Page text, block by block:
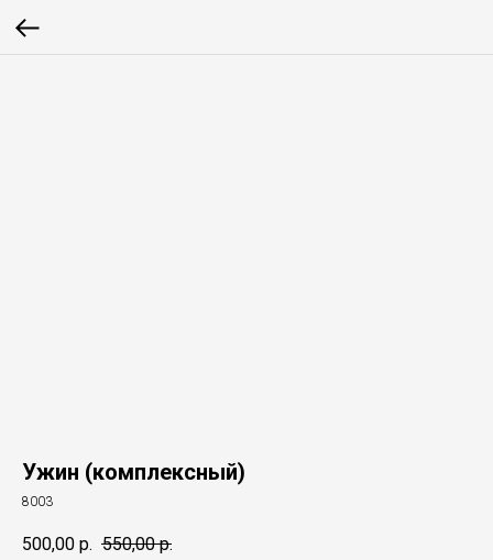
Ужин (комплексный)
8003
500,00 р. 550,00 р.